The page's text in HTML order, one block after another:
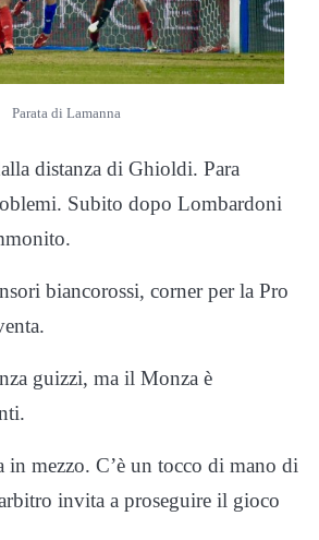
Parata di Lamanna
distanza di Ghioldi. Para
Subito dopo Lombardoni
biancorossi, corner per la Pro
guizzi, ma il Monza è
in mezzo. C’è un tocco di mano di
invita a proseguire il gioco